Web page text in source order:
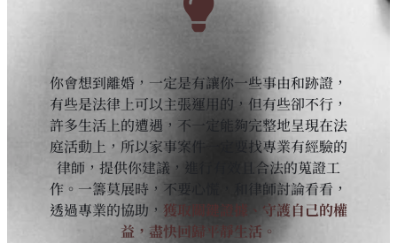
你會想到離婚，一定是有讓你一些事由和跡證，
有些是法律上可以主張運用的，但有些卻不行，
許多生活上的遭遇，不一定能夠完整地呈現在法
庭活動上，所以家事案件一定要找專業有經驗的
律師，提供你建議，進行有效且合法的蒐證工
作。一籌莫展時，不要心慌，和律師討論看看，
透過專業的協助， 獲取關鍵證據、守護自己的權
益，盡快回歸平靜生活。